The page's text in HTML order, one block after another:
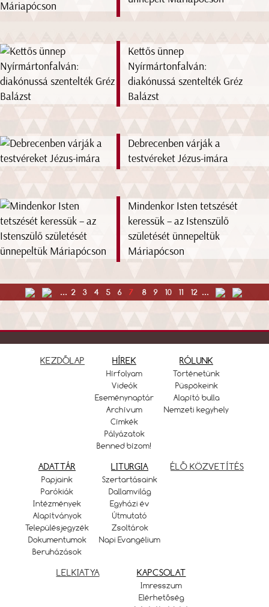
Kettős ünnep
Nyírmártonfalván:
diakónussá szentelték Gréz
Balázst
Debrecenben várják a
testvéreket Jézus-imára
Mindenkor Isten tetszését
keressük – az Istenszülő
születését ünnepeltük
Máriapócson
... 2 3 4 5 6 7 8 9 10 11 12 ...
KEZDŐLAP HÍREK
Hírfolyam
Videók
Eseménynaptár
Archívum
Címkék
Pályázatok
Benned bízom!
RÓLUNK
Történetünk
Püspökeink
Alapító bulla
Nemzeti kegyhely
ADATTÁR
Papjaink
Parókiák
Intézmények
Alapítványok
Településjegyzék
Dokumentumok
Beruházások
LITURGIA
Szertartásaink
Dallamvilág
Egyházi év
Útmutató
Zsoltárok
Napi Evangélium
ÉLŐ KÖZVETÍTÉS
LELKIATYA KAPCSOLAT
Imresszum
Elérhetőség